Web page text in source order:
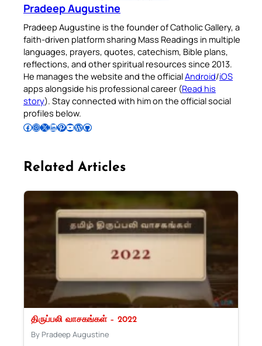
Pradeep Augustine
Pradeep Augustine is the founder of Catholic Gallery, a
faith-driven platform sharing Mass Readings in multiple
languages, prayers, quotes, catechism, Bible plans,
reflections, and other spiritual resources since 2013.
He manages the website and the officialAndroid/iOS
apps alongside his professional career (Read his
story). Stay connected with him on the official social
profiles below.
Follow Pradeep on Facebook Follow Pradeep on InstagramFollow Pradeep on X Follow Pradeep on LinkedIn Follow Pradeep on Pinterest Subscribe to Pradeep’s Youtube Channel Follow Pradeep on WordPress Follow Pradeep on GitHub
Related Articles
திருப்பலி வாசகங்கள் – 2022
By Pradeep Augustine